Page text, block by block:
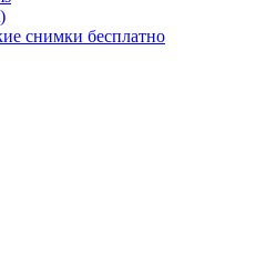
снимки бесплатно